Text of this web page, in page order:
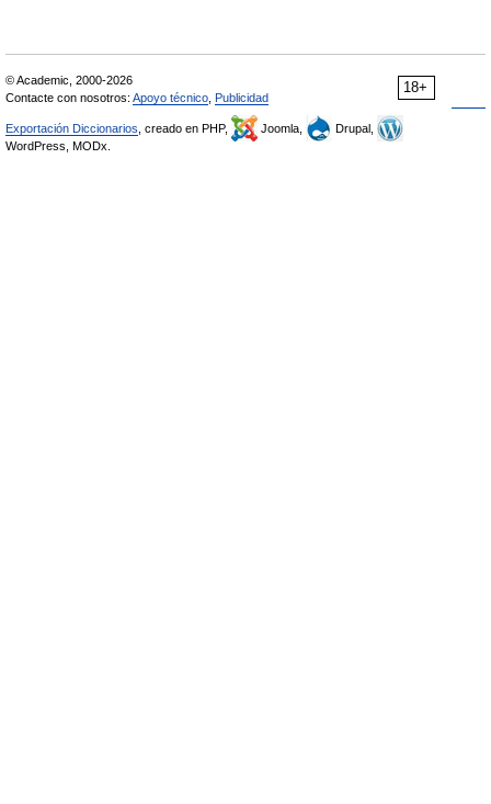
18+
© Academic, 2000-2026
Contacte con nosotros: Apoyo técnico Publicidad
Exportación Diccionarios , creado en PHP, Joomla,
Drupal,
WordPress, MODx.